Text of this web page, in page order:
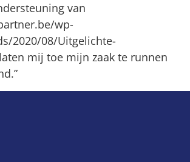
van
wp-
2020/08/Uitgelichte-
mij toe mijn zaak te runnen